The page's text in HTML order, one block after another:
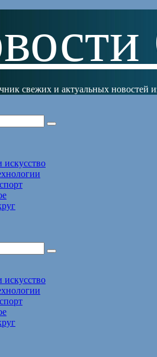
свежих и актуальных новостей
искусство
искусство